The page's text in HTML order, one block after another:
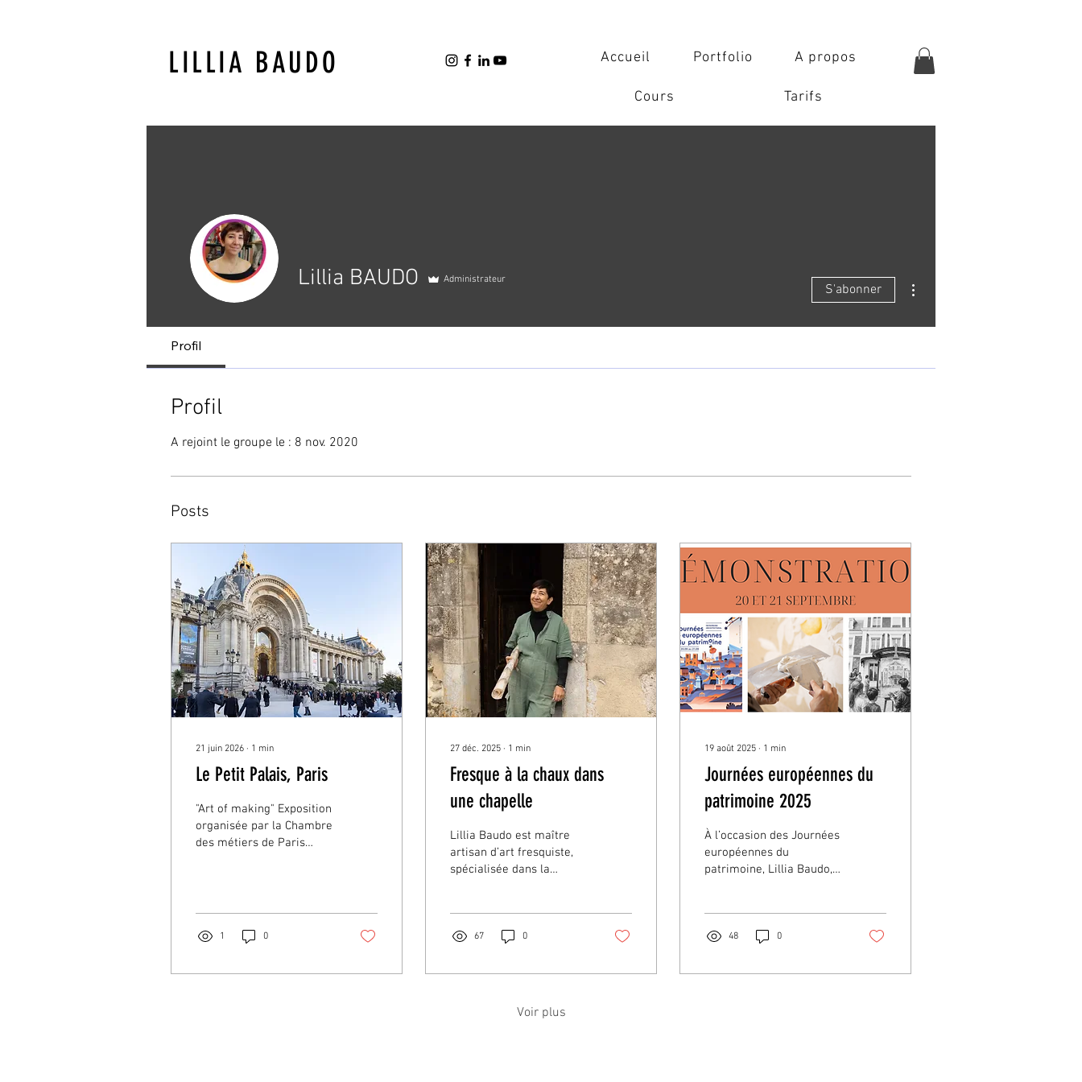
LILLIA BAUDO Accueil Portfolio A propos
Cours Tarifs
Lillia BAUDO Administrateur
S'abonner
Profil
Profil
A rejoint le groupe le : 8 nov. 2020
Posts
21 juin 2026 ∙ 1 min
Le Petit Palais, Paris
"Art of making" Exposition
organisée par la Chambre
des métiers de Paris
travers Paris Du 24
février au 8 mars 2026, le
Petit Palais a accueilli
événement dédié à la
1 0
27 déc. 2025 ∙ 1 min
Fresque à la chaux dans
une chapelle
Lillia Baudo est maître
artisan d’art fresquiste,
spécialisée dans la
pigments naturels sur
67 0
19 août 2025 ∙ 1 min
Journées européennes du
patrimoine 2025
À l’occasion des Journées
européennes du
patrimoine, Lillia Baudo,
48 0
Voir plus